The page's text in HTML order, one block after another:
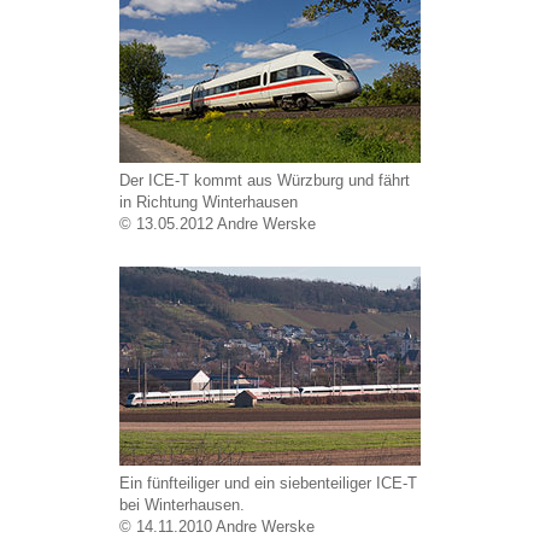
Der ICE-T kommt aus Würzburg und fährt
in Richtung Winterhausen
© 13.05.2012 Andre Werske
Ein fünfteiliger und ein siebenteiliger ICE-T
bei Winterhausen.
© 14.11.2010 Andre Werske